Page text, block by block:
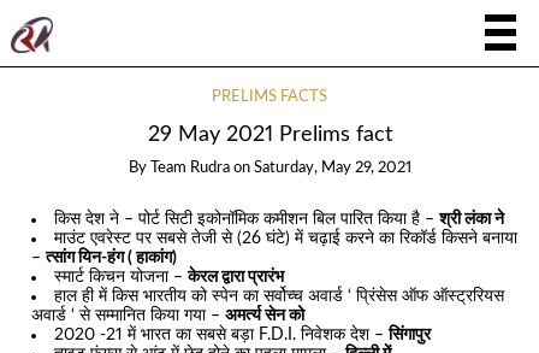
PRELIMS FACTS
29 May 2021 Prelims fact
By Team Rudra on Saturday, May 29, 2021
किस देश ने – पोर्ट सिटी इकोनॉमिक कमीशन बिल पारित किया है –श्री लंका ने
माउंट एवरेस्ट पर सबसे तेजी से (26 घंटे) में चढ़ाई करने का रिकॉर्ड किसने बनाया
–त्सांग यिन-हंग ( हाकांग)
स्मार्ट किचन योजना –केरल द्वारा प्रारंभ
हाल ही में किस भारतीय को स्पेन का सर्वोच्च अवार्ड ‘ प्रिंसेस ऑफ ऑस्ट्ररियस
अवार्ड ‘ से सम्मानित किया गया –अमर्त्य सेन को
2020 -21 में भारत का सबसे बड़ा F.D.I. निवेशक देश –सिंगापुर